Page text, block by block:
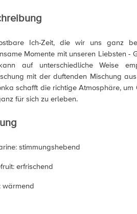
Ich-Zeit, die wir uns ganz
Momente mit unseren Liebsten -
auf unterschiedliche Weise
mit der duftenden Mischung
schafft die richtige Atmosphäre,
für sich zu erleben.
stimmungshebend
erfrischend
wärmend